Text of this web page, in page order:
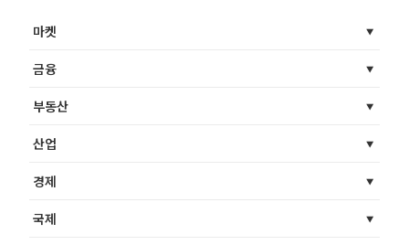
마켓
금융
부동산
산업
경제
국제